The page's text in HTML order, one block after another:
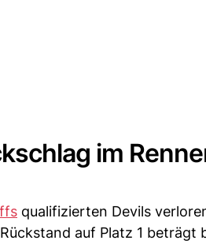
im
qualifizierten Devils
auf Platz 1 beträgt